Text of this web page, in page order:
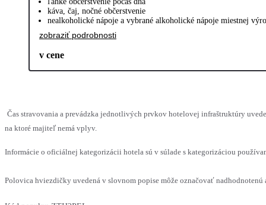
káva, čaj, nočné občerstvenie
nealkoholické nápoje a vybrané alkoholické nápoje miestnej
zobraziť podrobnosti
v cene
Čas stravovania a prevádzka jednotlivých prvkov hotelovej infraštruktúry
na ktoré majiteľ nemá vplyv.
Informácie o oficiálnej kategorizácii hotela sú v súlade s kategorizáciou
Polovica hviezdičky uvedená v slovnom popise môže označovať